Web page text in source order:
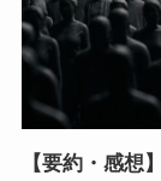
【要約・感想